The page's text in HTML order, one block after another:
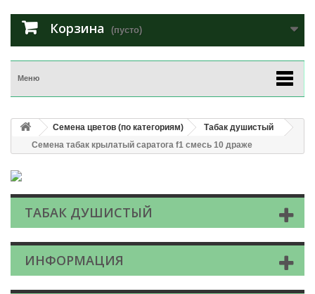
Корзина (пусто)
Меню
Семена цветов (по категориям)
Табак душистый
Семена табак крылатый саратога f1 смесь 10 драже
ТАБАК ДУШИСТЫЙ
ИНФОРМАЦИЯ